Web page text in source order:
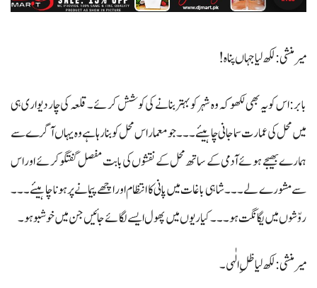
میرمنشی: لکھ لیا جہاں پناہ !
بابر: اس کو یہ بھی لکھو کہ وہ شہر کو بہتر بنانے کی کوشش کرئے۔ قلعہ کی چار دیواری ہی
میں محل کی عمارت سماجانی چاہیئے۔۔۔ جومعمار اس محل کو بنا رہا ہے وہ یہاں آگرے سے
ہمارے بھیجے ہوئے آدمی کے ساتھ محل کے نقشوں کی بابت مفصل گفتگو کرئے اور اس
سے مشورے لے ۔۔۔ شاہی باغات میں پانی کا انتظام اور اچھے پیمانے پر ہونا چاہیئے ۔۔۔
روّشوں میں یگانگت ہو ۔۔۔ کیا ریوں میں پھول ایسے لگائے جائیں جن میں خوشبو ہو۔
میرمنشی: لکھ لیا ظلِ الٰہی ۔